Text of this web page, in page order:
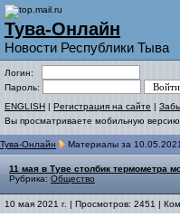
Тува-Онлайн
Новости Республики Тыва
Логин:
Пароль:
ENGLISH | Регистрация на сайте |
Вы просматриваете мобильную версию
Тува-Онлайн Материалы за 10.05.2021
11 мая в Туве столбик термометра
Рубрика: Общество
10 мая 2021 г. | Просмотров: 2451 |